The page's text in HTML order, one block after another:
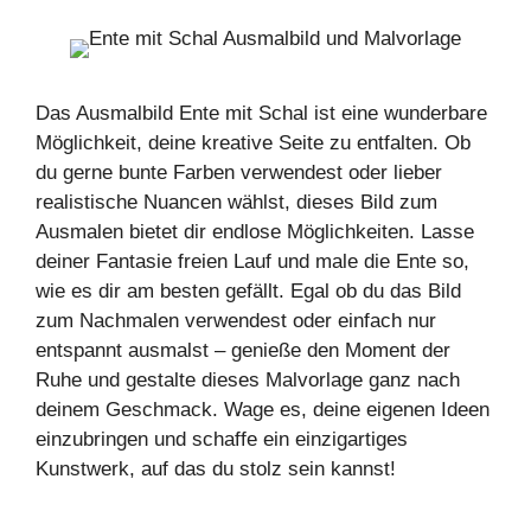
Das Ausmalbild Ente mit Schal ist eine wunderbare
Möglichkeit, deine kreative Seite zu entfalten. Ob
du gerne bunte Farben verwendest oder lieber
realistische Nuancen wählst, dieses Bild zum
Ausmalen bietet dir endlose Möglichkeiten. Lasse
deiner Fantasie freien Lauf und male die Ente so,
wie es dir am besten gefällt. Egal ob du das Bild
zum Nachmalen verwendest oder einfach nur
entspannt ausmalst – genieße den Moment der
Ruhe und gestalte dieses Malvorlage ganz nach
deinem Geschmack. Wage es, deine eigenen Ideen
einzubringen und schaffe ein einzigartiges
Kunstwerk, auf das du stolz sein kannst!